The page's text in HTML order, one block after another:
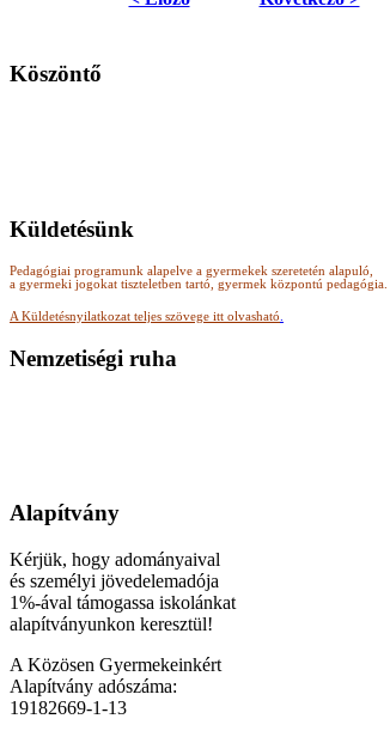
Köszöntő
Küldetésünk
Pedagógiai programunk alapelve a gyermekek szeretetén alapuló,
a gyermeki jogokat tiszteletben tartó, gyermek központú pedagógia.
A Küldetésnyilatkozat teljes szövege itt olvasható.
Nemzetiségi ruha
Alapítvány
Kérjük, hogy adományaival
és személyi jövedelemadója
1%-ával támogassa iskolánkat
alapítványunkon keresztül!
A Közösen Gyermekeinkért
Alapítvány adószáma:
19182669-1-13